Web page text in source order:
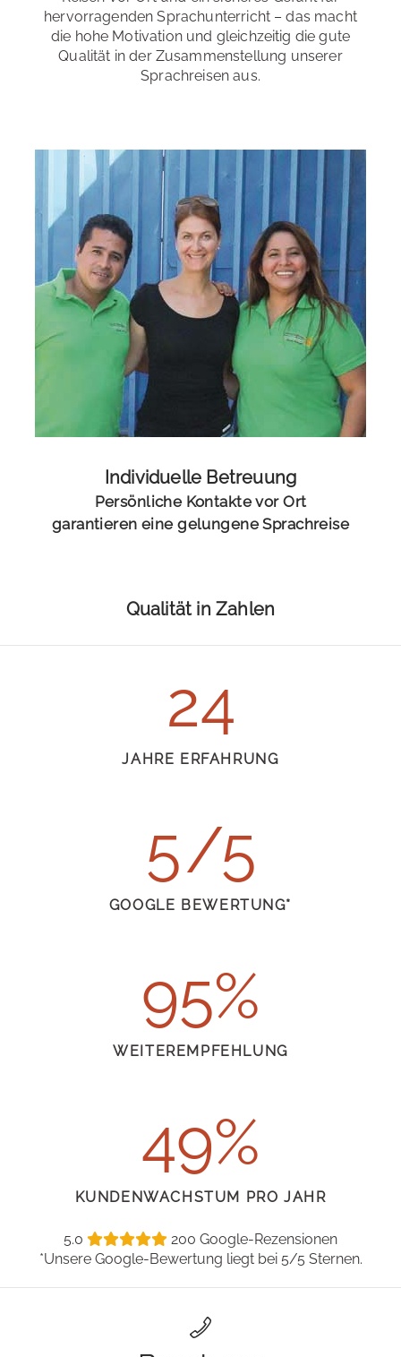
hervorragenden Sprachunterricht – das macht
die hohe Motivation und gleichzeitig die gute
Qualität in der Zusammenstellung unserer
Sprachreisen aus.
Individuelle Betreuung
Persönliche Kontakte vor Ort
garantieren eine gelungene Sprachreise
Qualität in Zahlen
24
JAHRE ERFAHRUNG
5
GOOGLE BEWERTUNG*
97
WEITEREMPFEHLUNG
50
KUNDENWACHSTUM PRO JAHR
5.0
200 Google-Rezensionen
*Unsere Google-Bewertung liegt bei 5/5 Sternen.